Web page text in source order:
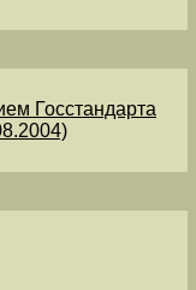
Госстандарта